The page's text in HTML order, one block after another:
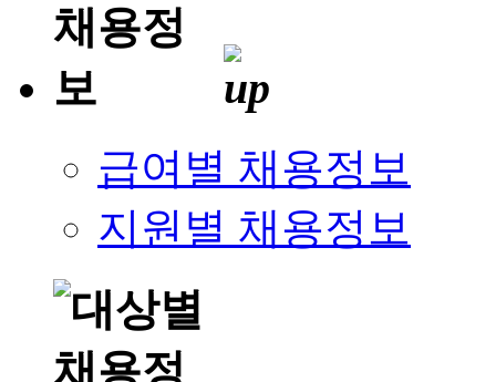
급여별 채용정보
지원별 채용정보